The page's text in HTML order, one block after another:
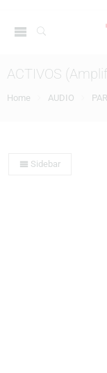
ACTIVOS
Home AUDIO
Sidebar